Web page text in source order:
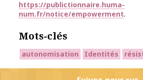
https://publictionnaire.huma-
num.fr/notice/empowerment.
Mots-clés
autonomisation Identités